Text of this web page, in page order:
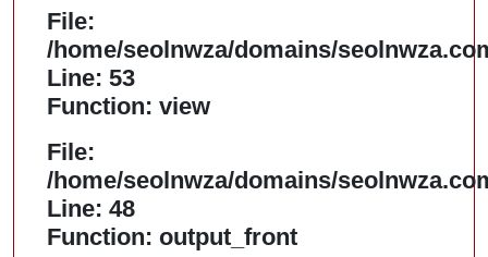
File:
/home/seolnwza/domains/
Line: 53
Function: view
File:
/home/seolnwza/domains/
Line: 48
Function: output_front